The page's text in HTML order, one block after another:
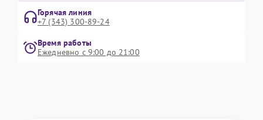
Горячая линия
+7 (343) 300-89-24
Время работы
Ежедневно с 9:00 до 21:00